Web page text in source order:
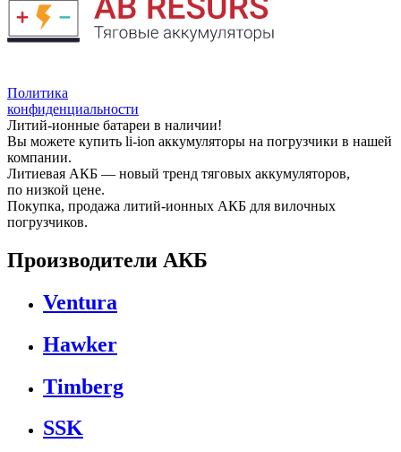
Политика
конфиденциальности
Литий-ионные батареи в наличии!
Вы можете купить li-ion аккумуляторы на погрузчики в нашей
компании.
Литиевая АКБ — новый тренд тяговых аккумуляторов,
по низкой цене.
Покупка, продажа литий-ионных АКБ для вилочных
погрузчиков.
Производители АКБ
Ventura
Hawker
Timberg
SSK